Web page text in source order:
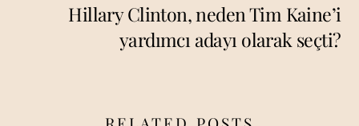
Hillary Clinton, neden Tim Kaine’i
yardımcı adayı olarak seçti?